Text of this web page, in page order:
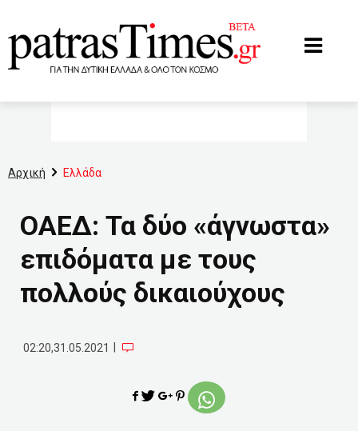
Αρχική Ελλάδα
ΟΑΕΔ: Τα δύο «άγνωστα»
επιδόματα με τους
πολλούς δικαιούχους
02:20,31.05.2021